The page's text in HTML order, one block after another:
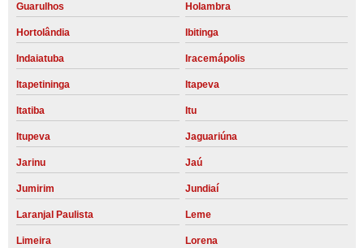
Guarulhos Holambra
Hortolândia Ibitinga
Indaiatuba Iracemápolis
Itapetininga Itapeva
Itatiba Itu
Itupeva Jaguariúna
Jarinu Jaú
Jumirim Jundiaí
Laranjal Paulista Leme
Limeira Lorena